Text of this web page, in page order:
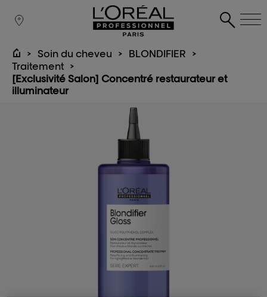
Soin du cheveu
BLONDIFIER
Traitement
[Exclusivité Salon] Concentré restaurateur et
illuminateur